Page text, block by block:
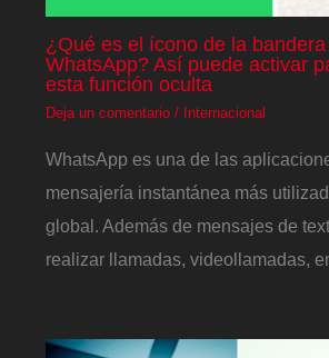
¿Qué es el ícono de la bandera
WhatsApp? Así puede activar
esta función oculta
Deja un comentario / Internacional
WhatsApp es una de las
mensajería instantánea más
global. Además de mensajes de
realizar llamadas, videollamadas,